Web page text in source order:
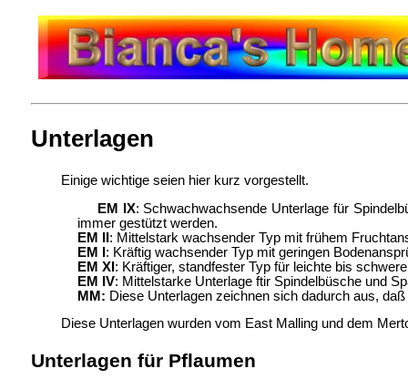
Unterlagen
Einige wichtige seien hier kurz vorgestellt.
EM IX: Schwachwachsende Unterlage für
immer gestützt werden.
EM II : Mittelstark wachsender Typ mit frühem
EM I : Kräftig wachsender Typ mit geringen
EM XI : Kräftiger, standfester Typ für leichte bis
EM IV: Mittelstarke Unterlage ftir Spindelbüsche und
MM: Diese Unterlagen zeichnen sich dadurch aus,
Diese Unterlagen wurden vom East Malling und dem
Unterlagen für Pflaumen